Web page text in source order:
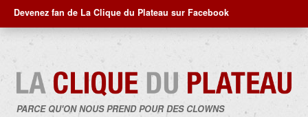
Devenez fan de La Clique du Plateau sur Facebook
PARCE QU'ON NOUS PREND POUR DES CLOWNS